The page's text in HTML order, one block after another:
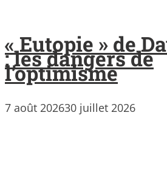
« Eutopie » de
: les dangers de
l’optimisme
7 août 202630 juillet 2026